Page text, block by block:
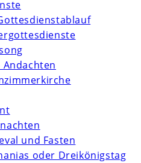
Andachten
und Fasten
oder Dreikönigstag